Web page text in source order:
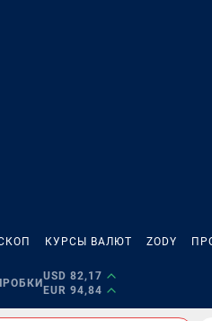
КУРСЫ ВАЛЮТ ZODY
USD 82,17
EUR 94,84